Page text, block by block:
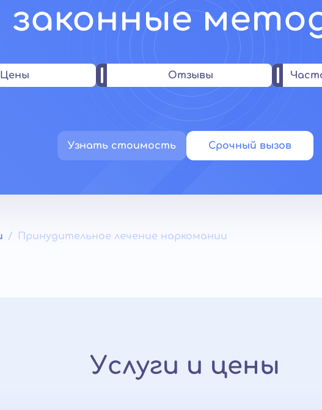
законные
Цены Отзывы
Узнать стоимость Срочный вызов
Принудительное лечение наркомании
Услуги и цены